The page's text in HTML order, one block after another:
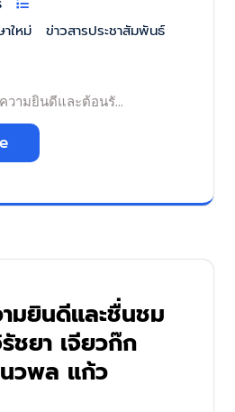
ใหม่
ข่าวสารประชาสัมพันธ์
วามยินดีและต้อนรั…
มยินดีและชื่นชม
ชยา เจียวก๊ก
วพล แก้ว